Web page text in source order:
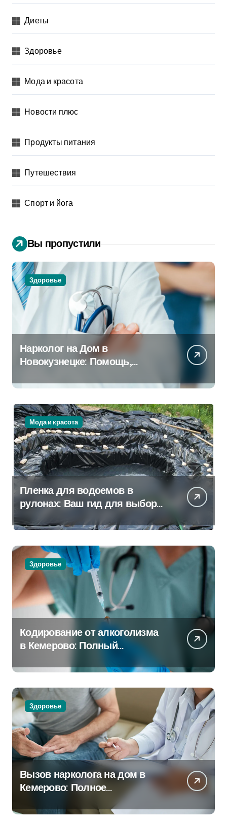
Диеты
Здоровье
Мода и красота
Новости плюс
Продукты питания
Путешествия
Спорт и йога
Вы пропустили
Здоровье
Нарколог на Дом в
Новокузнецке: Помощь,
Мода и красота
Пленка для водоемов в
рулонах: Ваш гид для выбора
и применения
Здоровье
Кодирование от алкоголизма
в Кемерово: Полный
Здоровье
Вызов нарколога на дом в
Кемерово: Полное